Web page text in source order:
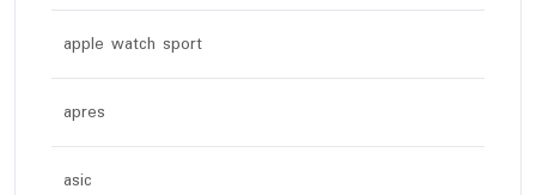
apple watch sport
apres
asic